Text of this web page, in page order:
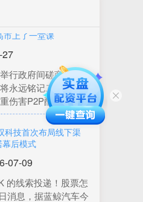
27
行政府间磋商期间，
永远铭记二战时期纳
伤害P2P配资平台
科技首次布局线下渠
后模式
07-09
线索投递！股票怎
消息，据蓝鲸汽车今